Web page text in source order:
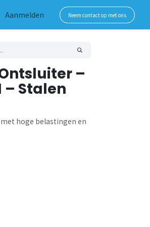
Aanmelden Neem contact op met ons
–
– Stalen
hoge belastingen en